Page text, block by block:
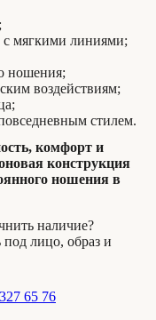
с мягкими линиями;
ношения;
воздействиям;
стилем.
комфорт и
конструкция
ношения в
наличие?
лицо, образ и
65 76